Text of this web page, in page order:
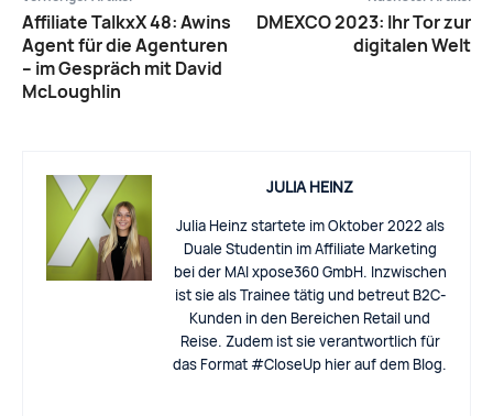
Affiliate TalkxX 48: Awins
Agent für die Agenturen
– im Gespräch mit David
McLoughlin
DMEXCO 2023: Ihr Tor zur
digitalen Welt
JULIA HEINZ
Julia Heinz startete im Oktober 2022 als
Duale Studentin im Affiliate Marketing
bei der MAI xpose360 GmbH. Inzwischen
ist sie als Trainee tätig und betreut B2C-
Kunden in den Bereichen Retail und
Reise. Zudem ist sie verantwortlich für
das Format #CloseUp hier auf dem Blog.